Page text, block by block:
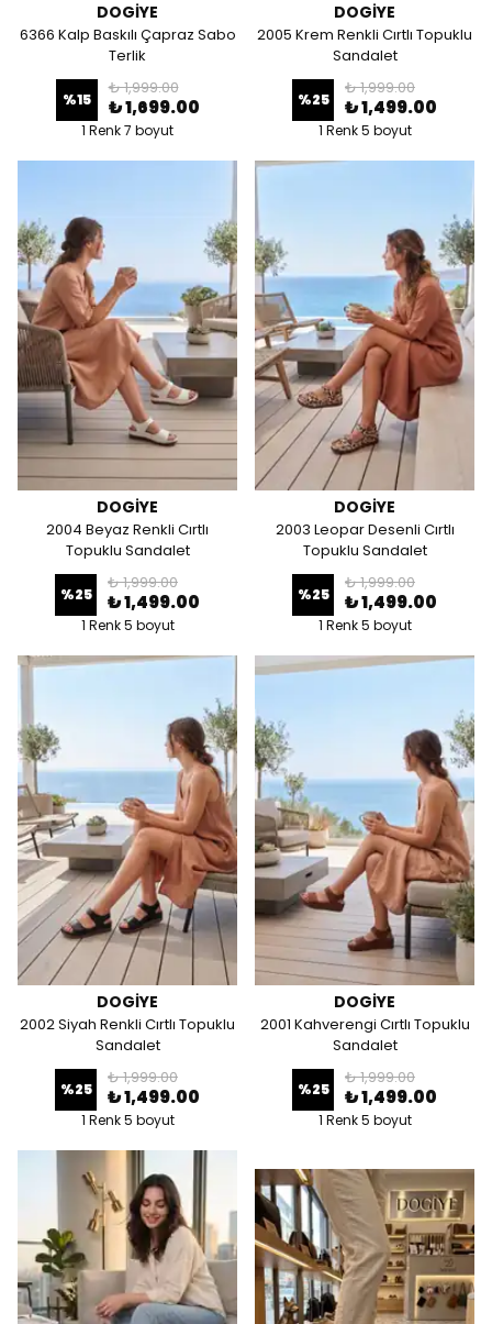
DOGİYE
6366 Kalp Baskılı Çapraz Sabo
Terlik
%15
₺ 1,999.00
₺ 1,699.00
1 Renk 7 boyut
DOGİYE
2005 Krem Renkli Cırtlı Topuklu
Sandalet
%25
₺ 1,999.00
₺ 1,499.00
1 Renk 5 boyut
DOGİYE
2004 Beyaz Renkli Cırtlı
Topuklu Sandalet
%25
₺ 1,999.00
₺ 1,499.00
1 Renk 5 boyut
DOGİYE
2003 Leopar Desenli Cırtlı
Topuklu Sandalet
%25
₺ 1,999.00
₺ 1,499.00
1 Renk 5 boyut
DOGİYE
2002 Siyah Renkli Cırtlı Topuklu
Sandalet
%25
₺ 1,999.00
₺ 1,499.00
1 Renk 5 boyut
DOGİYE
2001 Kahverengi Cırtlı Topuklu
Sandalet
%25
₺ 1,999.00
₺ 1,499.00
1 Renk 5 boyut